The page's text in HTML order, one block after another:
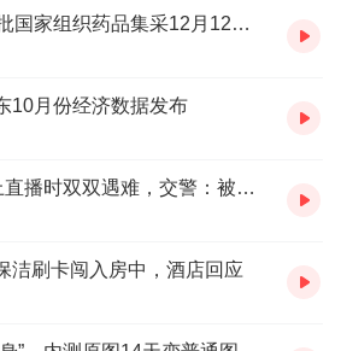
纳入62种药品！第十批国家组织药品集采12月12日开标
10月份经济数据发布
网红“丐中丐”夫妻车上直播时双双遇难，交警：被货车坠落重物砸中
洁刷卡闯入房中，酒店回应